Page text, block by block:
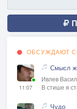
ОБСУЖДАЮТ
11:07
Смысл
Ивлев
В стише я
Чудо